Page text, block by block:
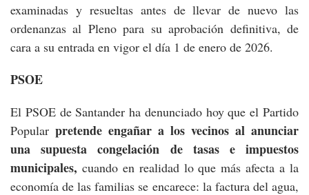
examinadas y resueltas antes de llevar de nuevo las
ordenanzas al Pleno para su aprobación definitiva, de
cara a su entrada en vigor el día 1 de enero de 2026.
PSOE
El PSOE de Santander ha denunciado hoy que el Partido
Popular pretende engañar a los vecinos al anunciar
una supuesta congelación de tasas e impuestos
municipales, cuando en realidad lo que más afecta a la
economía de las familias se encarece: la factura del agua,